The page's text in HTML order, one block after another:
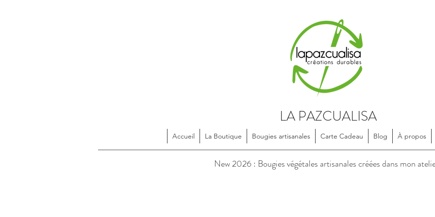
LA PAZCUALISA
Accessoires en textile, dessinés et confectionnés de manière artisanale, en
Accueil La Boutique Bougies artisanales Carte Cadeau Blog À propos
New 2026 : Bougies végétales artisanales créées dans mon